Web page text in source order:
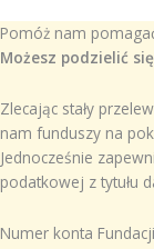
Pomóż nam
Możesz podzielić
Zlecając stały
nam funduszy na
Jednocześnie
podatkowej z tytułu
Numer konta